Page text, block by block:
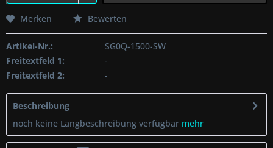
Merken Bewerten
Artikel-Nr.:
SG0Q-1500-SW
Freitextfeld 1:
-
Freitextfeld 2:
-
Beschreibung
noch keine Langbeschreibung verfügbar mehr